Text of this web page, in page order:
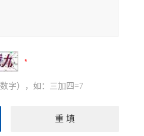
字），如：三加四=7